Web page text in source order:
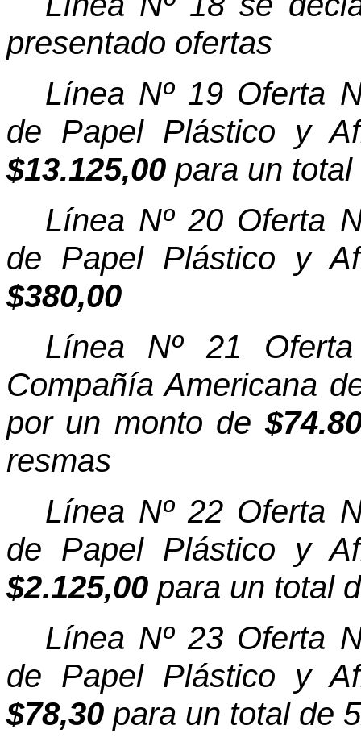
presentado ofertas
Línea Nº 19 Oferta
de Papel Plástico y
$13.125,00 para un
Línea Nº 20 Oferta
de Papel Plástico y
$380,00
Línea Nº 21
Compañía Americana
por un monto de
resmas
Línea Nº 22 Oferta
de Papel Plástico y
$2.125,00 para un total
Línea Nº 23 Oferta
de Papel Plástico y
$78,30 para un total de